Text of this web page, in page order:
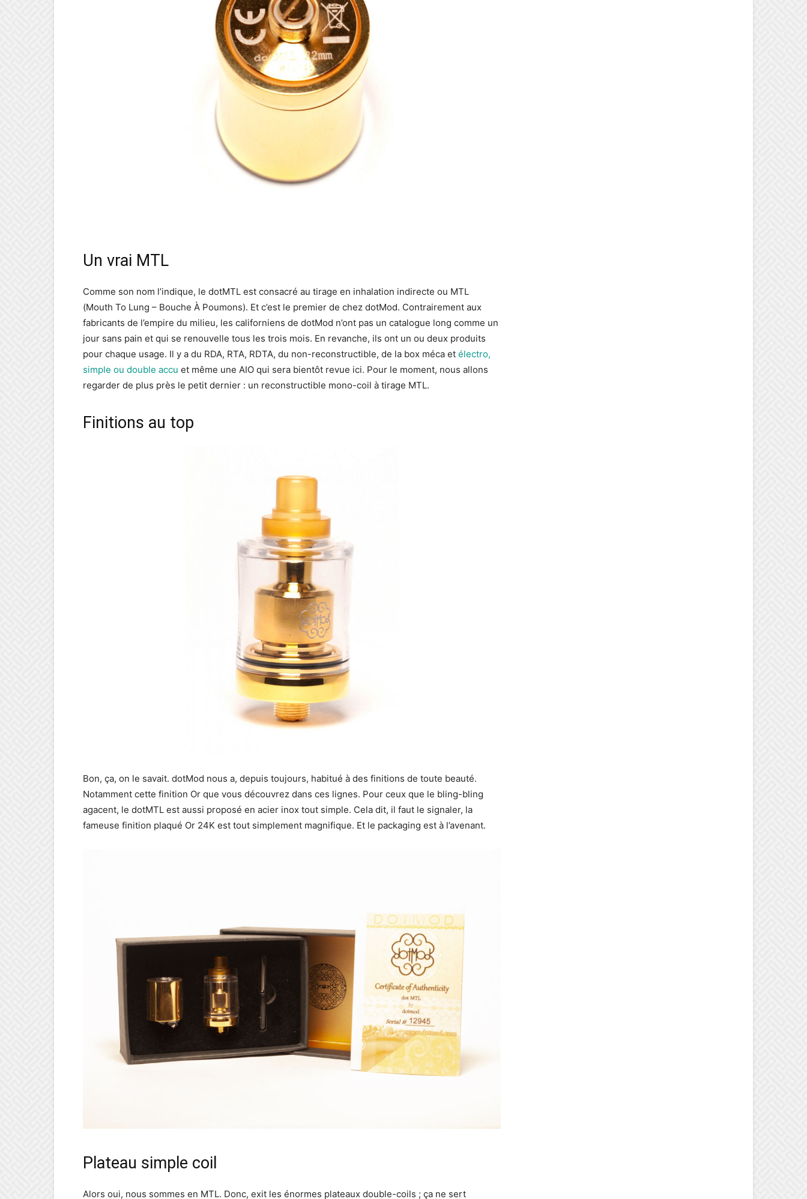
Un vrai MTL
Comme son nom l’indique, le dotMTL est consacré au tirage en inhalation indirecte ou MTL
(Mouth To Lung – Bouche À Poumons). Et c’est le premier de chez dotMod. Contrairement aux
fabricants de l’empire du milieu, les californiens de dotMod n’ont pas un catalogue long comme un
jour sans pain et qui se renouvelle tous les trois mois. En revanche, ils ont un ou deux produits
pour chaque usage. Il y a du RDA, RTA, RDTA, du non-reconstructible, de la box méca et électro,
simple ou double accu et même une AIO qui sera bientôt revue ici. Pour le moment, nous allons
regarder de plus près le petit dernier : un reconstructible mono-coil à tirage MTL.
Finitions au top
Bon, ça, on le savait. dotMod nous a, depuis toujours, habitué à des finitions de toute beauté.
Notamment cette finition Or que vous découvrez dans ces lignes. Pour ceux que le bling-bling
agacent, le dotMTL est aussi proposé en acier inox tout simple. Cela dit, il faut le signaler, la
fameuse finition plaqué Or 24K est tout simplement magnifique. Et le packaging est à l’avenant.
Plateau simple coil
Alors oui, nous sommes en MTL. Donc, exit les énormes plateaux double-coils ; ça ne sert